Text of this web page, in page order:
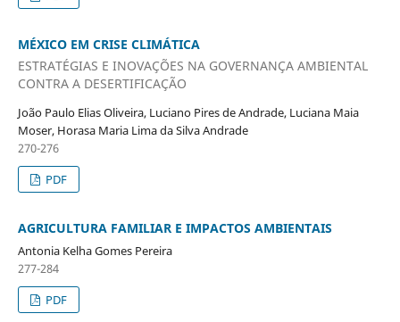
MÉXICO EM CRISE CLIMÁTICA
ESTRATÉGIAS E INOVAÇÕES NA GOVERNANÇA AMBIENTAL
CONTRA A DESERTIFICAÇÃO
João Paulo Elias Oliveira, Luciano Pires de Andrade, Luciana Maia
Moser, Horasa Maria Lima da Silva Andrade
270-276
PDF
AGRICULTURA FAMILIAR E IMPACTOS AMBIENTAIS
Antonia Kelha Gomes Pereira
277-284
PDF